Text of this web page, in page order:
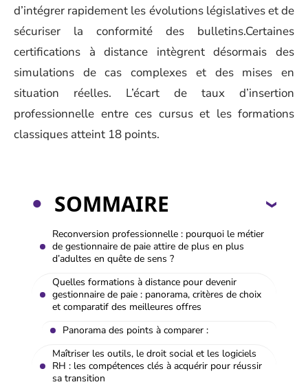
d’intégrer rapidement les évolutions législatives et de
sécuriser la conformité des bulletins.Certaines
certifications à distance intègrent désormais des
simulations de cas complexes et des mises en
situation réelles. L’écart de taux d’insertion
professionnelle entre ces cursus et les formations
classiques atteint 18 points.
SOMMAIRE
Reconversion professionnelle : pourquoi le métier
de gestionnaire de paie attire de plus en plus
d’adultes en quête de sens ?
Quelles formations à distance pour devenir
gestionnaire de paie : panorama, critères de choix
et comparatif des meilleures offres
Panorama des points à comparer :
Maîtriser les outils, le droit social et les logiciels
RH : les compétences clés à acquérir pour réussir
sa transition